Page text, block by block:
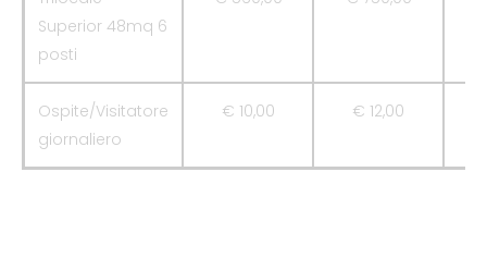
Superior 48mq 6
posti
Ospite/Visitatore
giornaliero
€ 10,00 € 12,00